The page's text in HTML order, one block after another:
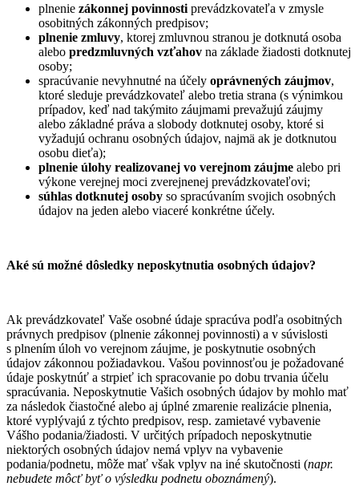
plnenie zákonnej povinnosti prevádzkovateľa v zmysle
osobitných zákonných predpisov;
plnenie zmluvy, ktorej zmluvnou stranou je dotknutá osoba
alebo predzmluvných vzťahov na základe žiadosti dotknutej
osoby;
spracúvanie nevyhnutné na účely oprávnených záujmov,
ktoré sleduje prevádzkovateľ alebo tretia strana (s výnimkou
prípadov, keď nad takýmito záujmami prevažujú záujmy
alebo základné práva a slobody dotknutej osoby, ktoré si
vyžadujú ochranu osobných údajov, najmä ak je dotknutou
osobu dieťa);
plnenie úlohy realizovanej vo verejnom záujme alebo pri
výkone verejnej moci zverejnenej prevádzkovateľovi;
súhlas dotknutej osoby so spracúvaním svojich osobných
údajov na jeden alebo viaceré konkrétne účely.
Aké sú možné dôsledky neposkytnutia osobných údajov?
Ak prevádzkovateľ Vaše osobné údaje spracúva podľa osobitných
právnych predpisov (plnenie zákonnej povinnosti) a v súvislosti
s plnením úloh vo verejnom záujme, je poskytnutie osobných
údajov zákonnou požiadavkou. Vašou povinnosťou je požadované
údaje poskytnúť a strpieť ich spracovanie po dobu trvania účelu
spracúvania. Neposkytnutie Vašich osobných údajov by mohlo mať
za následok čiastočné alebo aj úplné zmarenie realizácie plnenia,
ktoré vyplývajú z týchto predpisov, resp. zamietavé vybavenie
Vášho podania/žiadosti. V určitých prípadoch neposkytnutie
niektorých osobných údajov nemá vplyv na vybavenie
podania/podnetu, môže mať však vplyv na iné skutočnosti (napr.
nebudete môcť byť o výsledku podnetu oboznámený).